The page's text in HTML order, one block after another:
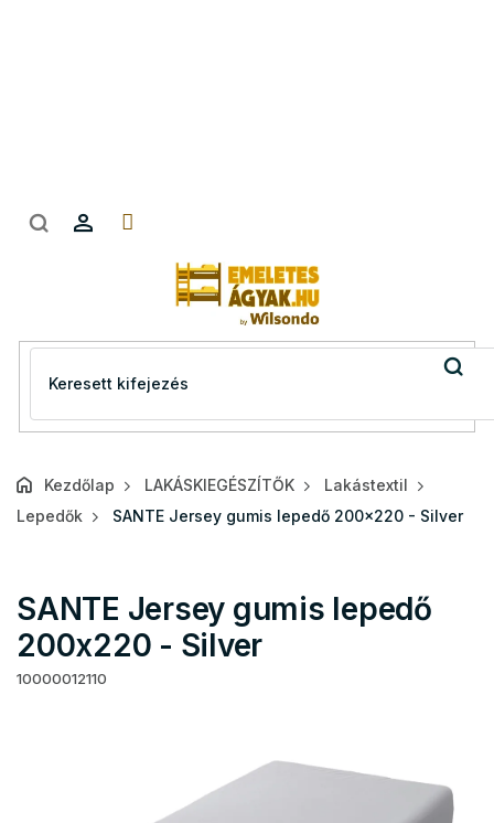
Kezdőlap LAKÁSKIEGÉSZÍTŐK
Lakástextil
Lepedők
SANTE Jersey gumis lepedő 200x220 - Silver
SANTE Jersey gumis lepedő
200x220 - Silver
10000012110